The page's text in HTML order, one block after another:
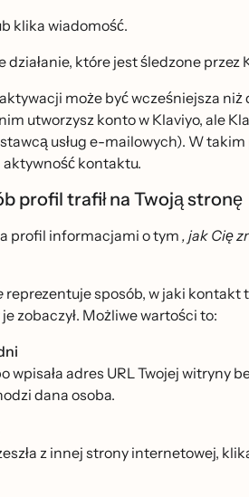
klika wiadomość.
działanie, które jest śledzone przez
może być wcześniejsza
utworzysz konto w Klaviyo, ale
usług e-mailowych). W
kontaktu.
profil trafił na Twoją stronę
profil informacjami o tym, jak Cię
reprezentuje sposób, w jaki kontakt
zobaczył. Możliwe wartości to:
wpisała adres URL Twojej witryny
dana osoba.
z innej strony internetowej,